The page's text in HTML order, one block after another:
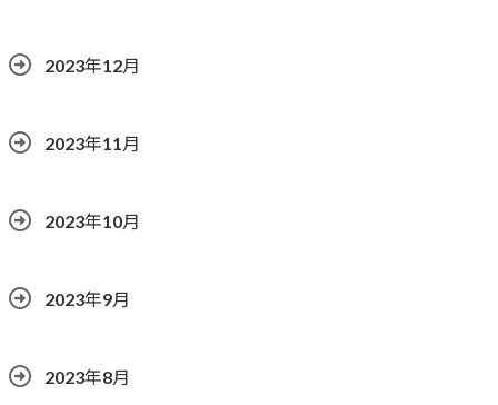
2023年12月
2023年11月
2023年10月
2023年9月
2023年8月